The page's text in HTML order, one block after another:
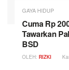
GAYA HIDUP
Cuma Rp
Tawarkan
BSD
OLEH: RIZKI